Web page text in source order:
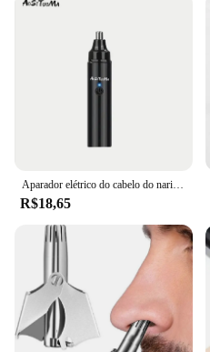
Aparador elétrico do cabelo do nariz aparador recarregável do cabelo do nariz para homens
R$18,65